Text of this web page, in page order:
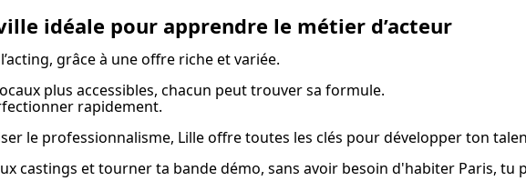
idéale pour apprendre le métier d’acteur
grâce à une offre riche et variée.
plus accessibles, chacun peut trouver sa formule.
rapidement.
le professionnalisme, Lille offre toutes les clés pour développer ton
castings et tourner ta bande démo, sans avoir besoin d'habiter Paris, tu